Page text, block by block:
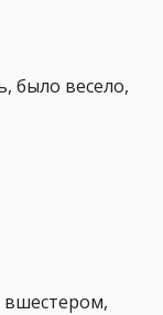
было весело,
вшестером,